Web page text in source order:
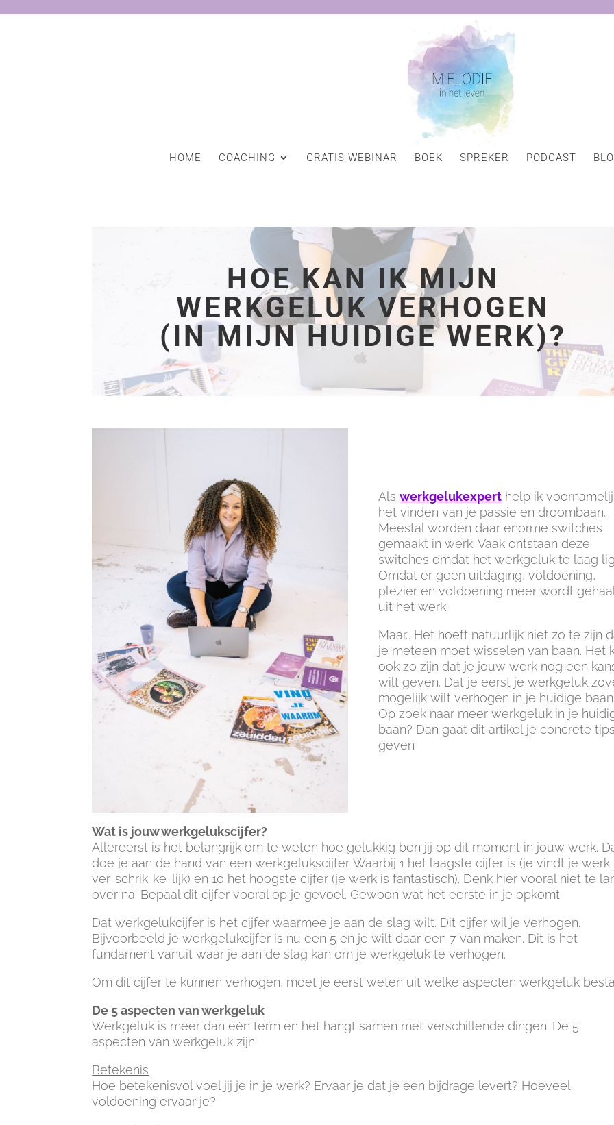
HOME COACHING GRATIS WEBINAR BOEK SPREKER PODCAST
HOE KAN IK MIJN
WERKGELUK VERHOGEN
(IN MIJN HUIDIGE WERK)?
Als werkgelukexperthelp ik
het vinden van je passie en droombaan.
Meestal worden daar enorme switches
gemaakt in werk. Vaak ontstaan deze
switches omdat het werkgeluk te laag
Omdat er geen uitdaging, voldoening,
plezier en voldoening meer wordt
uit het werk.
Maar… Het hoeft natuurlijk niet zo te zijn
je meteen moet wisselen van baan. Het
ook zo zijn dat je jouw werk nog een
wilt geven. Dat je eerst je werkgeluk
mogelijk wilt verhogen in je huidige baan.
Op zoek naar meer werkgeluk in je
baan? Dan gaat dit artikel je concrete tips
geven
Wat is jouw werkgelukscijfer?
Allereerst is het belangrijk om te weten hoe gelukkig ben jij op dit moment in jouw werk.
doe je aan de hand van een werkgelukscijfer. Waarbij 1 het laagste cijfer is (je vindt je werk
ver-schrik-ke-lijk) en 10 het hoogste cijfer (je werk is fantastisch). Denk hier vooral niet te
over na. Bepaal dit cijfer vooral op je gevoel. Gewoon wat het eerste in je opkomt.
Dat werkgelukcijfer is het cijfer waarmee je aan de slag wilt. Dit cijfer wil je verhogen.
Bijvoorbeeld je werkgelukcijfer is nu een 5 en je wilt daar een 7 van maken. Dit is het
fundament vanuit waar je aan de slag kan om je werkgeluk te verhogen.
Om dit cijfer te kunnen verhogen, moet je eerst weten uit welke aspecten werkgeluk
De 5 aspecten van werkgeluk
Werkgeluk is meer dan één term en het hangt samen met verschillende dingen. De 5
aspecten van werkgeluk zijn:
Betekenis
Hoe betekenisvol voel jij je in je werk? Ervaar je dat je een bijdrage levert? Hoeveel
voldoening ervaar je?